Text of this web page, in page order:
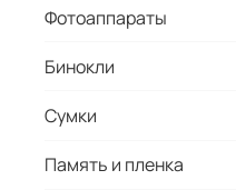
Фотоаппараты
Бинокли
Сумки
Память и пленка